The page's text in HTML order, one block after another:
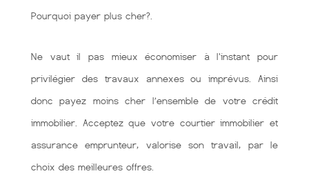
Pourquoi payer plus cher?.
Ne vaut il pas mieux économiser à l'instant pour
privilégier des travaux annexes ou imprévus. Ainsi
donc payez moins cher l’ensemble de votre crédit
immobilier. Acceptez que votre courtier immobilier et
assurance emprunteur, valorise son travail, par le
choix des meilleures offres.